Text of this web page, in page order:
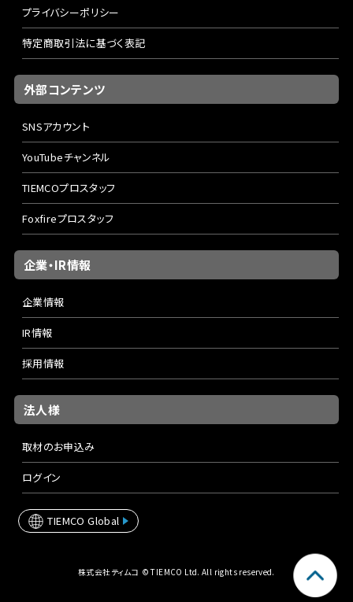
プライバシーポリシー
特定商取引法に基づく表記
外部コンテンツ
SNSアカウント
YouTubeチャンネル
TIEMCOプロスタッフ
Foxfireプロスタッフ
企業・IR情報
企業情報
IR情報
採用情報
法人様
取材のお申込み
ログイン
TIEMCO Global
株式会社ティムコ © TIEMCO Ltd. All rights reserved.